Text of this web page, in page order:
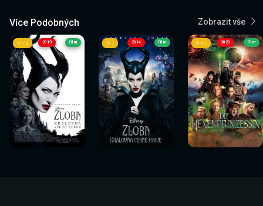
Více Podobných Zobrazit vše
2019
Sledovat
nyní
7.3 Film
Sledovat
nyní
2014
Sledovat
nyní
7 Film
Sledovat
nyní
2020
Sledovat
nyní
6.1 Film
Sledovat
nyní